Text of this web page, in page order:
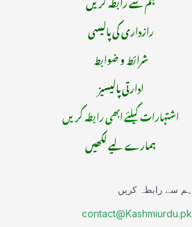
رازداری کی پالیسی
شرائط و ضوابط
ادارتی پالیسیز
اشتہارات کیلئے ابھی رابطہ کریں
ہمارے لیے لکھیں
ہم سے رابطہ کریں
contact@Kashmiurdu.pk